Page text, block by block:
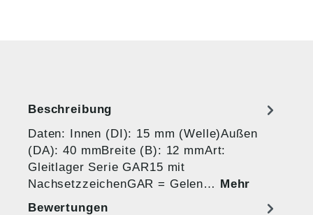
Beschreibung
Daten: Innen (DI): 15 mm (Welle)Außen
(DA): 40 mmBreite (B): 12 mmArt:
Gleitlager Serie GAR15 mit
NachsetzzeichenGAR = Gelen… Mehr
Bewertungen